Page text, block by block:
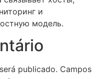
и
модель.
publicado. Campos